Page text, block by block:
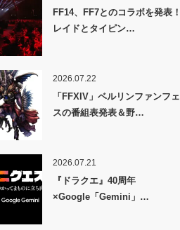
FF14、FF7とのコラボを発表！
レイドとタイピン…
2026.07.22
「FFXIV」ベルリンファンフェ
スの番組表発表＆野…
2026.07.21
『ドラクエ』40周年
×Google「Gemini」…